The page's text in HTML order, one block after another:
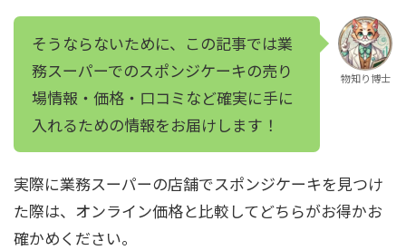
そうならないために、この記事では業
務スーパーでのスポンジケーキの売り
場情報・価格・口コミなど確実に手に
入れるための情報をお届けします！
物知り博士
実際に業務スーパーの店舗でスポンジケーキを見つけ
た際は、オンライン価格と比較してどちらがお得かお
確かめください。